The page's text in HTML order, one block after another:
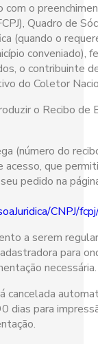
o
Quadro de
(quando o
conveniado),
o contribuinte
do Coletor
o Recibo de
(número do
acesso, que
pedido na
CNPJ/
a serem
para
necessária.
cancelada
dias para